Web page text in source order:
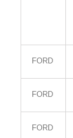
FORD
FORD
FORD